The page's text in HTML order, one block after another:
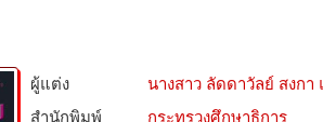
ผู้แต่ง
นางสาว ลัดดาวัลย์ สงก
สำนักพิมพ์
กระทรวงศึกษาธิการ